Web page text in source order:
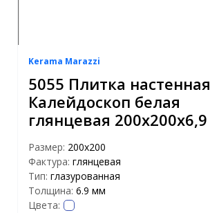
Kerama Marazzi
5055 Плитка настенная
Калейдоскоп белая
глянцевая 200х200х6,9
Размер: 200х200
Фактура: глянцевая
Тип: глазурованная
Толщина: 6.9 мм
Цвета: